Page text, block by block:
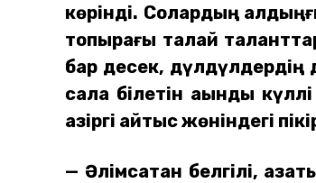
көрінді. Солардың
топырағы талай
бар десек, дүлдүлдердің
сала білетін ақынды
қазіргі айтыс жөніндегі
— Әлімсақтан белгілі,